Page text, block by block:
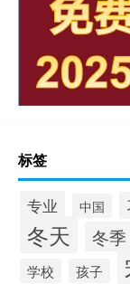
标签
专业 中国
冬天 冬季
学校
孩子